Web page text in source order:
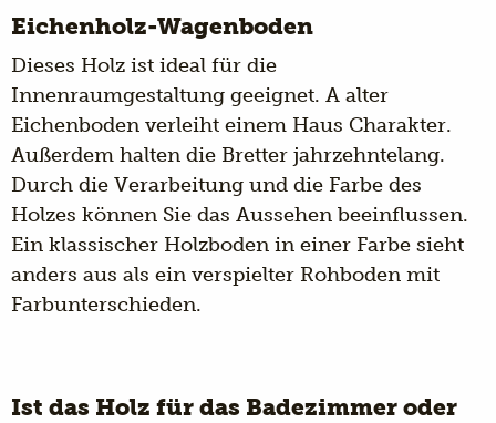
Eichenholz-Wagenboden
Dieses Holz ist ideal für die
Innenraumgestaltung geeignet. A alter
Eichenboden verleiht einem Haus Charakter.
Außerdem halten die Bretter jahrzehntelang.
Durch die Verarbeitung und die Farbe des
Holzes können Sie das Aussehen beeinflussen.
Ein klassischer Holzboden in einer Farbe sieht
anders aus als ein verspielter Rohboden mit
Farbunterschieden.
Ist das Holz für das Badezimmer oder